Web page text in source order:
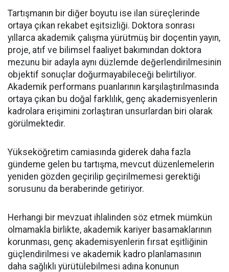
Tartışmanın bir diğer boyutu ise ilan süreçlerinde
ortaya çıkan rekabet eşitsizliği. Doktora sonrası
yıllarca akademik çalışma yürütmüş bir doçentin yayın,
proje, atıf ve bilimsel faaliyet bakımından doktora
mezunu bir adayla aynı düzlemde değerlendirilmesinin
objektif sonuçlar doğurmayabileceği belirtiliyor.
Akademik performans puanlarının karşılaştırılmasında
ortaya çıkan bu doğal farklılık, genç akademisyenlerin
kadrolara erişimini zorlaştıran unsurlardan biri olarak
görülmektedir.
Yükseköğretim camiasında giderek daha fazla
gündeme gelen bu tartışma, mevcut düzenlemelerin
yeniden gözden geçirilip geçirilmemesi gerektiği
sorusunu da beraberinde getiriyor.
Herhangi bir mevzuat ihlalinden söz etmek mümkün
olmamakla birlikte, akademik kariyer basamaklarının
korunması, genç akademisyenlerin fırsat eşitliğinin
güçlendirilmesi ve akademik kadro planlamasının
daha sağlıklı yürütülebilmesi adına konunun